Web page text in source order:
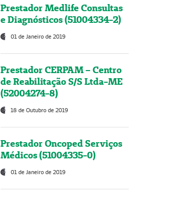
Prestador Medlife Consultas
e Diagnósticos (51004334-2)
01 de Janeiro de 2019
Prestador CERPAM – Centro
de Reabilitação S/S Ltda-ME
(52004274-8)
18 de Outubro de 2019
Prestador Oncoped Serviços
Médicos (51004335-0)
01 de Janeiro de 2019